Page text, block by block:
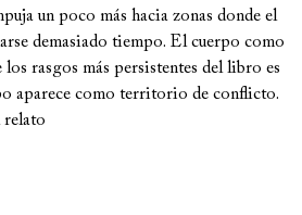
un poco más hacia zonas donde el
demasiado tiempo. El cuerpo como
rasgos más persistentes del libro es
aparece como territorio de conflicto.
relato